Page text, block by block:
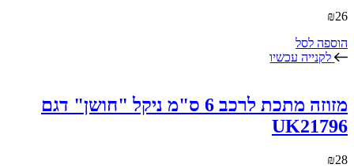
₪26
הוספה לסל
לקנייה עכשיו
מזוזה מתכת לרכב 6 ס"מ ניקל "חושן" דגם
UK21796
₪28